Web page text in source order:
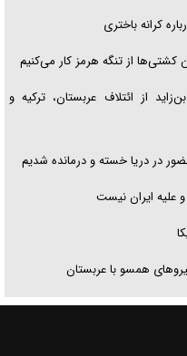
کرانه باختری
از تنگه هرمز کار می‌کنیم
از ائتلاف عربستان، ترکیه و
علیه ایران نیست
همسو با عربستان